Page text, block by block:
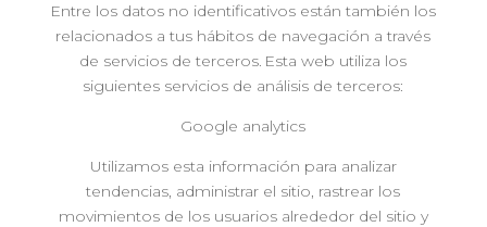
Entre los datos no identificativos están también los
relacionados a tus hábitos de navegación a través
de servicios de terceros. Esta web utiliza los
siguientes servicios de análisis de terceros:
Google analytics
Utilizamos esta información para analizar
tendencias, administrar el sitio, rastrear los
movimientos de los usuarios alrededor del sitio y